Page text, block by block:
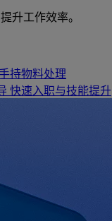
升工作效率。
持物料处理
快速入职与技能提升